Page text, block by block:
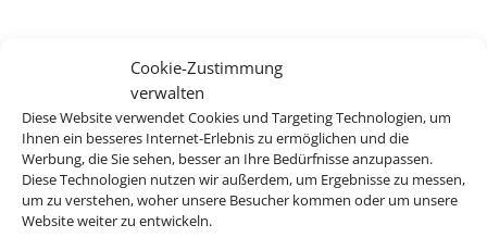
Cookie-Zustimmung
verwalten
Diese Website verwendet Cookies und Targeting Technologien, um
Ihnen ein besseres Internet-Erlebnis zu ermöglichen und die
Werbung, die Sie sehen, besser an Ihre Bedürfnisse anzupassen.
Diese Technologien nutzen wir außerdem, um Ergebnisse zu messen,
um zu verstehen, woher unsere Besucher kommen oder um unsere
Website weiter zu entwickeln.